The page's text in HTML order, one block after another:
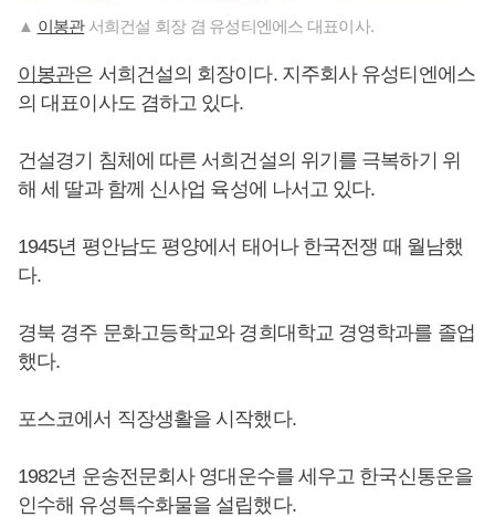
▲ 이봉관서희건설 회장 겸 유성티엔에스 대표이사.
이봉관은 서희건설의 회장이다. 지주회사 유성티엔에스
의 대표이사도 겸하고 있다.
건설경기 침체에 따른 서희건설의 위기를 극복하기 위
해 세 딸과 함께 신사업 육성에 나서고 있다.
1945년 평안남도 평양에서 태어나 한국전쟁 때 월남했
다.
경북 경주 문화고등학교와 경희대학교 경영학과를 졸업
했다.
포스코에서 직장생활을 시작했다.
1982년 운송전문회사 영대운수를 세우고 한국신통운을
인수해 유성특수화물을 설립했다.